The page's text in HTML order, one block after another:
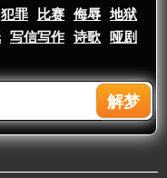
犯罪 比赛 侮辱
地狱
写信写作 诗歌
哑剧